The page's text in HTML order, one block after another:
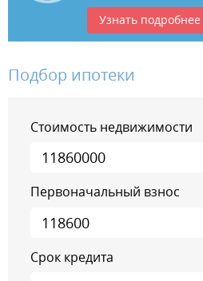
Узнать подробнее
Подбор ипотеки
Стоимость недвижимости
Первоначальный взнос
Срок кредита